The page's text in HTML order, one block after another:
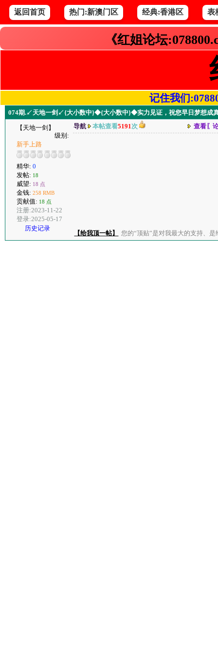
返回首页 热门:新澳门区 经典:香港区 表
《红姐论坛
记住我们
074期.↙天地一剑↙{大小数中}◆{大小数中}◆实力见证，祝您早日梦想成
【天地一剑】
级别:
新手上路
精华: 0
发帖: 18
威望: 18 点
金钱: 258 RMB
贡献值: 18 点
注册:2023-11-22
登录:2025-05-17
历史记录
导航 本帖查看5191次 查看〖
【给我顶一帖】 您的“顶贴”是对我最大的支持、